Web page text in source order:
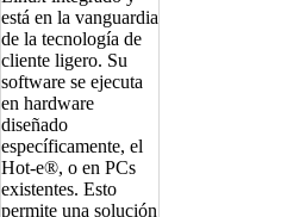
está en la vanguardia
de la tecnología de
cliente ligero. Su
software se ejecuta
en hardware
diseñado
específicamente, el
Hot-e®, o en PCs
existentes. Esto
permite una solución